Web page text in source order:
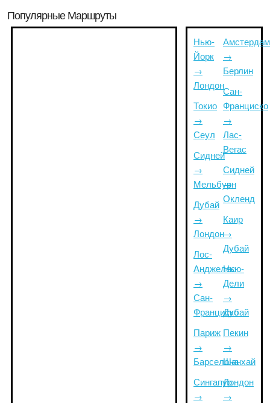
Популярные Маршруты
Нью-
Йорк
→
Лондон
Токио
→
Сеул
Сидней
→
Мельбурн
Дубай
→
Лондон
Лос-
Анджелес
→
Сан-
Франциско
Париж
→
Барселона
Сингапур
→
Амстердам
→
Берлин
Сан-
Франциско
→
Лас-
Вегас
Сидней
→
Окленд
Каир
→
Дубай
Нью-
Дели
→
Дубай
Пекин
→
Шанхай
Лондон
→